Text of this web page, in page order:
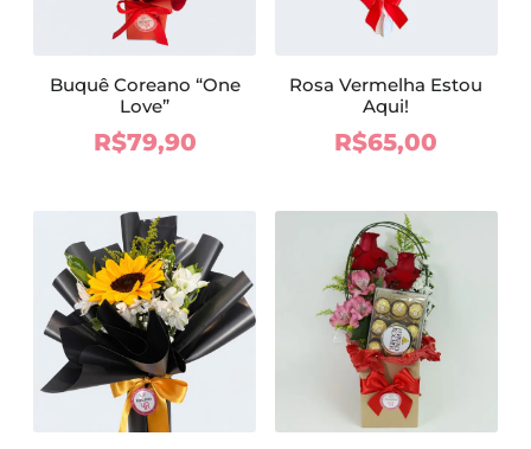
Buquê Coreano “One
Love”
R$79,90
Rosa Vermelha Estou
Aqui!
R$65,00